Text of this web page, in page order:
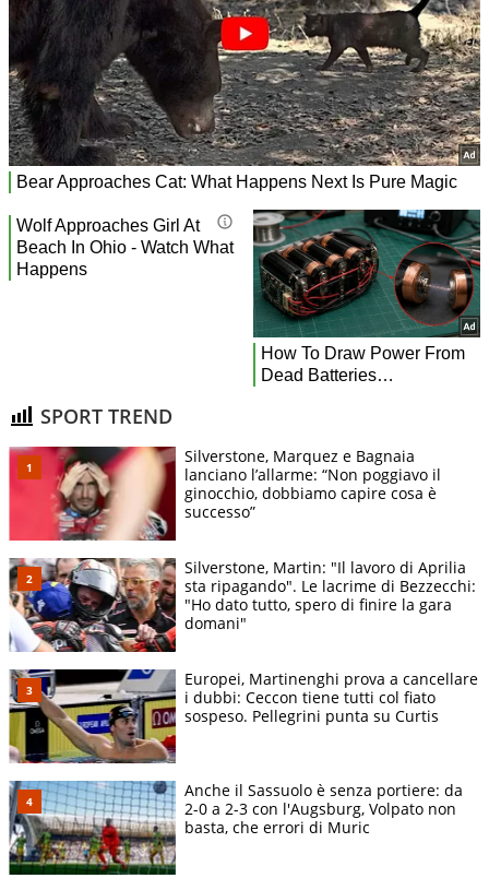
SPORT TREND
Silverstone, Marquez e Bagnaia
lanciano l’allarme: “Non poggiavo il
ginocchio, dobbiamo capire cosa è
successo”
Silverstone, Martin: "Il lavoro di Aprilia
sta ripagando". Le lacrime di Bezzecchi:
"Ho dato tutto, spero di finire la gara
domani"
Europei, Martinenghi prova a cancellare
i dubbi: Ceccon tiene tutti col fiato
sospeso. Pellegrini punta su Curtis
Anche il Sassuolo è senza portiere: da
2-0 a 2-3 con l'Augsburg, Volpato non
basta, che errori di Muric